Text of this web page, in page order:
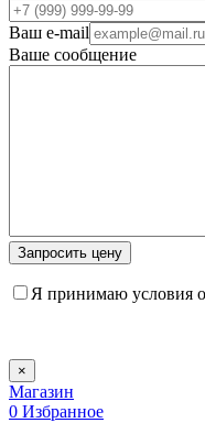
Ваш e-mail
Ваше сообщение
Я принимаю условия
×
Магазин
0 Избранное